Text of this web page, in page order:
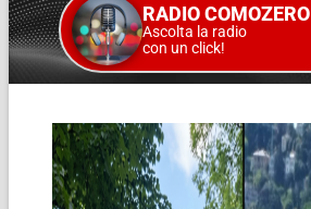
RADIO COMOZERO
Ascolta la radio
con un click!